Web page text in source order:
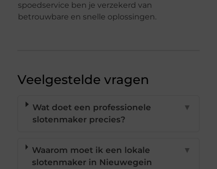
spoedservice ben je verzekerd van
betrouwbare en snelle oplossingen.
Veelgestelde vragen
Wat doet een professionele
slotenmaker precies?
▼
Waarom moet ik een lokale
slotenmaker in Nieuwegein
▼